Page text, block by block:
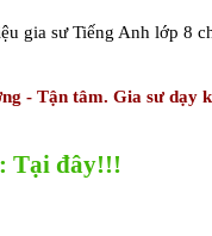
gia sư Tiếng Anh lớp 8
- Tận tâm. Gia sư dạy
Tại đây!!!